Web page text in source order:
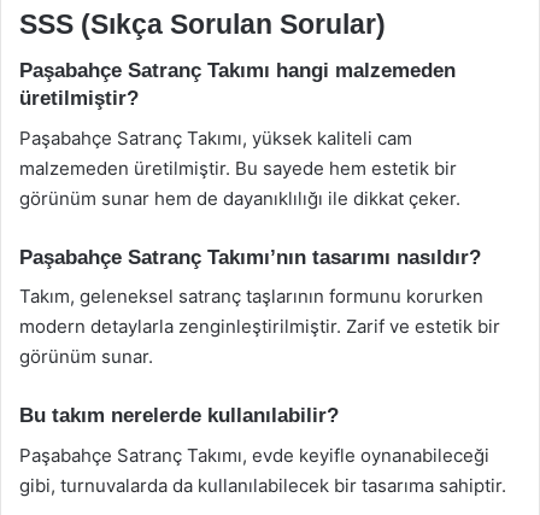
SSS (Sıkça Sorulan Sorular)
Paşabahçe Satranç Takımı hangi malzemeden
üretilmiştir?
Paşabahçe Satranç Takımı, yüksek kaliteli cam
malzemeden üretilmiştir. Bu sayede hem estetik bir
görünüm sunar hem de dayanıklılığı ile dikkat çeker.
Paşabahçe Satranç Takımı’nın tasarımı nasıldır?
Takım, geleneksel satranç taşlarının formunu korurken
modern detaylarla zenginleştirilmiştir. Zarif ve estetik bir
görünüm sunar.
Bu takım nerelerde kullanılabilir?
Paşabahçe Satranç Takımı, evde keyifle oynanabileceği
gibi, turnuvalarda da kullanılabilecek bir tasarıma sahiptir.